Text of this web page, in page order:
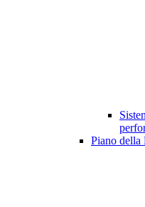
Piano della